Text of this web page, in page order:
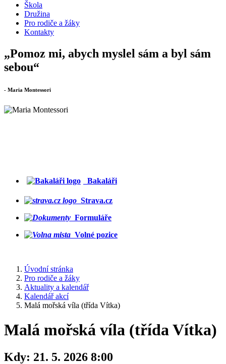
Škola
Družina
Pro rodiče a žáky
Kontakty
„Pomoz mi, abych myslel sám a byl sám
sebou“
- Maria Montessori
Bakaláři
Strava.cz
Formuláře
Volné pozice
Úvodní stránka
Pro rodiče a žáky
Aktuality a kalendář
Kalendář akcí
Malá mořská víla (třída Vítka)
Malá mořská víla (třída Vítka)
Kdy: 21. 5. 2026 8:00